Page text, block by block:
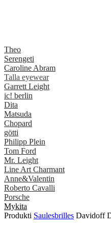
Theo
Serengeti
Caroline Abram
Talla eyewear
Garrett Leight
ic! berlin
Dita
Matsuda
Chopard
götti
Philipp Plein
Tom Ford
Mr. Leight
Line Art Charmant
Anne&Valentin
Roberto Cavalli
Porsche
Mykita
Produkti Saulesbrilles Davidoff